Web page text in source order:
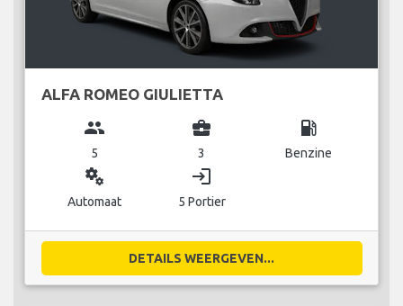
ALFA ROMEO GIULIETTA
group
5
business_center
3
local_gas_station
Benzine
miscellaneous_services
Automaat
login
5 Portier
DETAILS WEERGEVEN...